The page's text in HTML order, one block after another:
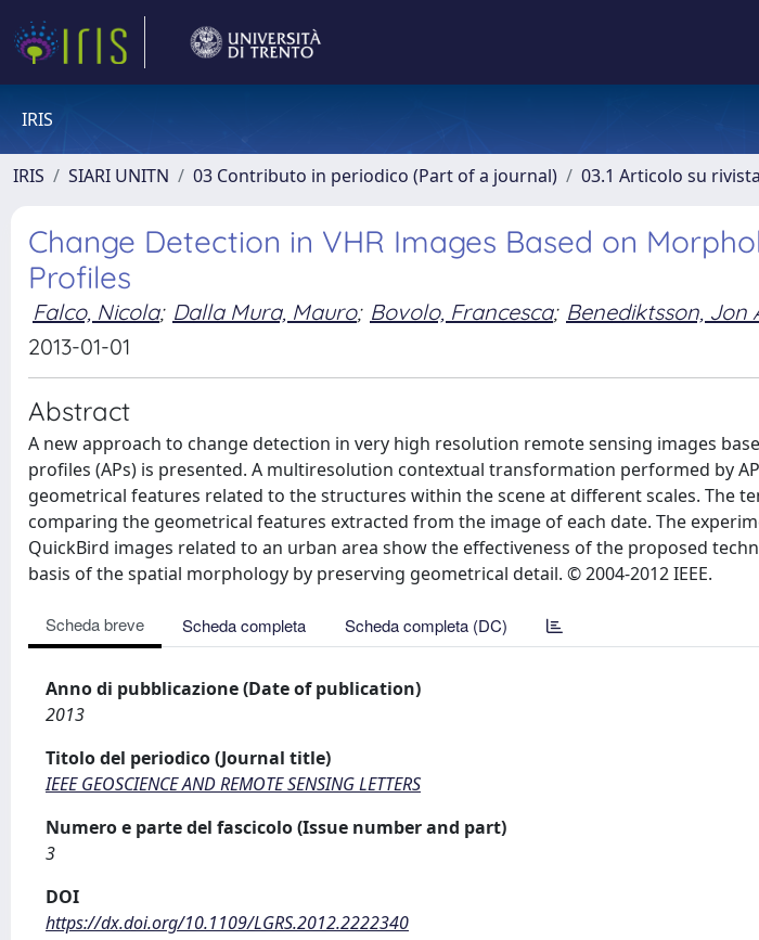
IRIS
IRIS SIARI UNITN 03 Contributo in periodico (Part of a journal) 03.1 Articolo su
Change Detection in VHR Images Based on
Profiles
Falco, Nicola; Dalla Mura, Mauro; Bovolo, Francesca; Benediktsson, Jon
2013-01-01
Abstract
A new approach to change detection in very high resolution remote sensing images
profiles (APs) is presented. A multiresolution contextual transformation performed by
geometrical features related to the structures within the scene at different scales. The
comparing the geometrical features extracted from the image of each date. The
QuickBird images related to an urban area show the effectiveness of the proposed
basis of the spatial morphology by preserving geometrical detail. © 2004-2012 IEEE.
Scheda breve Scheda completa Scheda completa (DC)
Anno di pubblicazione (Date of publication)
2013
Titolo del periodico (Journal title)
IEEE GEOSCIENCE AND REMOTE SENSING LETTERS
Numero e parte del fascicolo (Issue number and part)
3
DOI
https://dx.doi.org/10.1109/LGRS.2012.2222340